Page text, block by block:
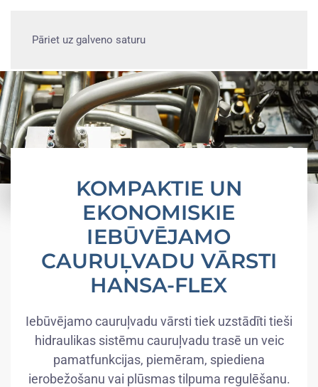
Pāriet uz galveno saturu
KOMPAKTIE UN
EKONOMISKIE
IEBŪVĒJAMO
CAURUĻVADU VĀRSTI
HANSA-FLEX
Iebūvējamo cauruļvadu vārsti tiek uzstādīti tieši
hidraulikas sistēmu cauruļvadu trasē un veic
pamatfunkcijas, piemēram, spiediena
ierobežošanu vai plūsmas tilpuma regulēšanu.